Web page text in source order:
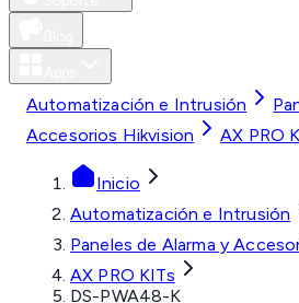
Automatización e Intrusión
Accesorios Hikvision
AX PRO
Inicio
Automatización e Intrusión
Paneles de Alarma y
AX PRO KITs
DS-PWA48-K